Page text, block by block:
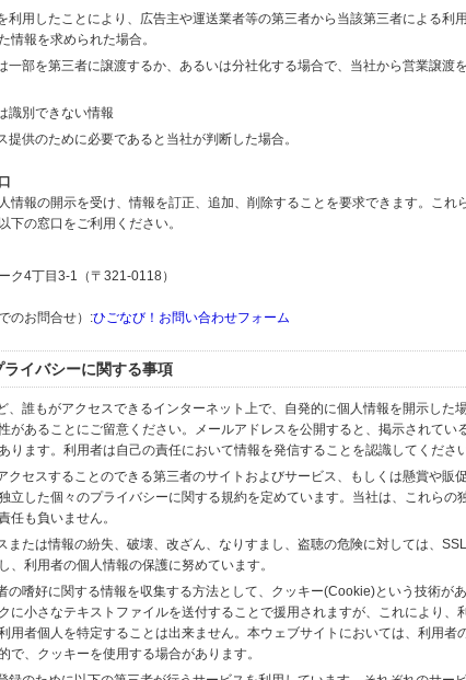
利用したことにより、広告主や運送業者等の第三者から当該第三者による利
情報を求められた場合。
一部を第三者に譲渡するか、あるいは分社化する場合で、当社から営業譲渡
識別できない情報
供のために必要であると当社が判断した場合。
情報の開示を受け、情報を訂正、追加、削除することを要求できます。これ
下の窓口をご利用ください。
ク4丁目3-1（〒321-0118）
のお問合せ）:ひごなび！お問い合わせフォーム
イバシーに関する事項
、誰もがアクセスできるインターネット上で、自発的に個人情報を開示した
があることにご留意ください。メールアドレスを公開すると、掲示されてい
ります。利用者は自己の責任において情報を発信することを認識してください
クセスすることのできる第三者のサイトおよびサービス、もしくは懸賞や販
立した個々のプライバシーに関する規約を定めています。当社は、これらの
任も負いません。
または情報の紛失、破壊、改ざん、なりすまし、盗聴の危険に対しては、
、利用者の個人情報の保護に努めています。
の嗜好に関する情報を収集する方法として、クッキー(Cookie)という技術が
に小さなテキストファイルを送付することで援用されますが、これにより、
用者個人を特定することは出来ません。本ウェブサイトにおいては、利用者
で、クッキーを使用する場合があります。